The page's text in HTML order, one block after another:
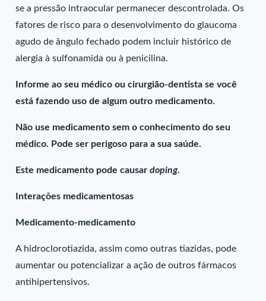
se a pressão intraocular permanecer descontrolada. Os
fatores de risco para o desenvolvimento do glaucoma
agudo de ângulo fechado podem incluir histórico de
alergia à sulfonamida ou à penicilina.
Informe ao seu médico ou cirurgião-dentista se você
está fazendo uso de algum outro medicamento.
Não use medicamento sem o conhecimento do seu
médico. Pode ser perigoso para a sua saúde.
Este medicamento pode causardoping.
Interações medicamentosas
Medicamento-medicamento
A hidroclorotiazida, assim como outras tiazidas, pode
aumentar ou potencializar a ação de outros fármacos
antihipertensivos.